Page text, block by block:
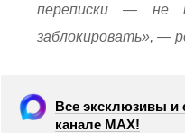
переписки — не
заблокировать», —
Все эксклюзивы и
канале МАХ!